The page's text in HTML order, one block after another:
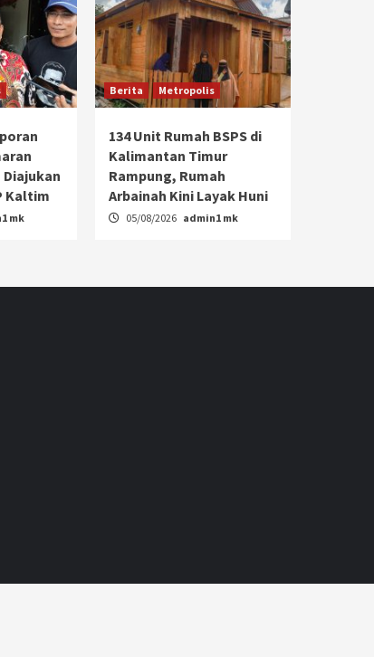
Diajukan
Kaltim
mk
Berita Metropolis
134 Unit Rumah BSPS di
Kalimantan Timur
Rampung, Rumah
Arbainah Kini Layak Huni
05/08/2026 admin1 mk